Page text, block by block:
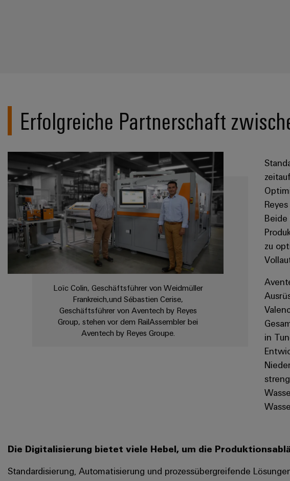
Erfolgreiche Partnerschaft
Loïc Colin, Geschäftsführer von Weidmüller
Frankreich,und Sébastien Cerise,
Geschäftsführer von Aventech by Reyes
Group, stehen vor dem RailAssembler bei
Aventech by Reyes Groupe.
zu
in
Die Digitalisierung bietet viele Hebel, um die
Standardisierung, Automatisierung und prozessübergreifende